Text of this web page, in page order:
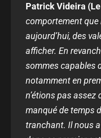
Patrick Videira
comportement
aujourd’hui, des
afficher. En
sommes capables
notamment en
n’étions pas
manqué de temps
tranchant. Il nous